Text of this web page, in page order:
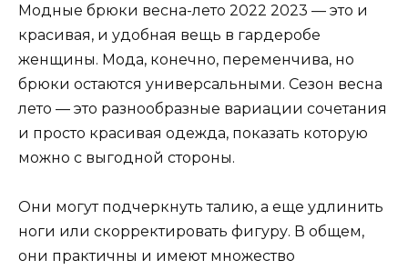
Модные брюки весна-лето 2022 2023 — это и
красивая, и удобная вещь в гардеробе
женщины. Мода, конечно, переменчива, но
брюки остаются универсальными. Сезон весна
лето — это разнообразные вариации сочетания
и просто красивая одежда, показать которую
можно с выгодной стороны.
Они могут подчеркнуть талию, а еще удлинить
ноги или скорректировать фигуру. В общем,
они практичны и имеют множество